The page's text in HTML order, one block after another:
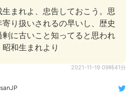
生まれよ、忠告しておこう。思
寄り扱いされるの早いし、歴史
に古いこと知ってると思われ
和生まれより
2021-11-19 09時41分